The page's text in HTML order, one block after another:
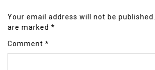
Your email address will not be published.
are marked *
Comment *